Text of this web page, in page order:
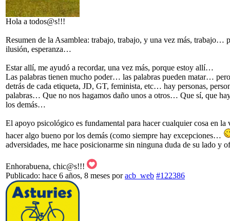
Hola a todos@s!!!
Resumen de la Asamblea: trabajo, trabajo, y una vez más, trabajo…
ilusión, esperanza…
Estar allí, me ayudó a recordar, una vez más, porque estoy allí…
Las palabras tienen mucho poder… las palabras pueden matar…
detrás de cada etiqueta, JD, GT, feminista, etc… hay personas,
palabras… Que no nos hagamos daño unos a otros… Que sí, que
los demás…
El apoyo psicológico es fundamental para hacer cualquier cosa en
hacer algo bueno por los demás (como siempre hay excepciones…
adversidades, me hace posicionarme sin ninguna duda de su lado
Enhorabuena, chic@s!!!
Publicado: hace 6 años, 8 meses poracb_web #122386